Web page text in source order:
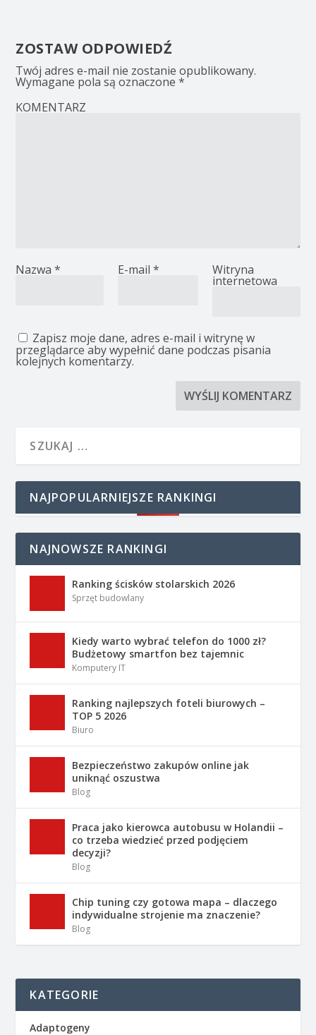
ZOSTAW ODPOWIEDŹ
Twój adres e-mail nie zostanie opublikowany.
Wymagane pola są oznaczone*
KOMENTARZ
Nazwa* E-mail * Witryna
internetowa
Zapisz moje dane, adres e-mail i witrynę w
przeglądarce aby wypełnić dane podczas pisania
kolejnych komentarzy.
NAJPOPULARNIEJSZE RANKINGI
NAJNOWSZE RANKINGI
Ranking ścisków stolarskich 2026
Sprzęt budowlany
Kiedy warto wybrać telefon do 1000 zł?
Budżetowy smartfon bez tajemnic
Komputery IT
Ranking najlepszych foteli biurowych –
TOP 5 2026
Biuro
Bezpieczeństwo zakupów online jak
uniknąć oszustwa
Blog
Praca jako kierowca autobusu w Holandii –
co trzeba wiedzieć przed podjęciem
decyzji?
Blog
Chip tuning czy gotowa mapa – dlaczego
indywidualne strojenie ma znaczenie?
Blog
KATEGORIE
Adaptogeny